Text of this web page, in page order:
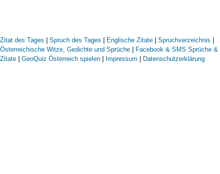
Zitat des Tages | Spruch des Tages | Englische Zitate | Spruchverzeichnis |
Österreichische Witze, Gedichte und Sprüche | Facebook & SMS Sprüche &
Zitate | GeoQuiz Österreich spielen | Impressum | Datenschutzerklärung